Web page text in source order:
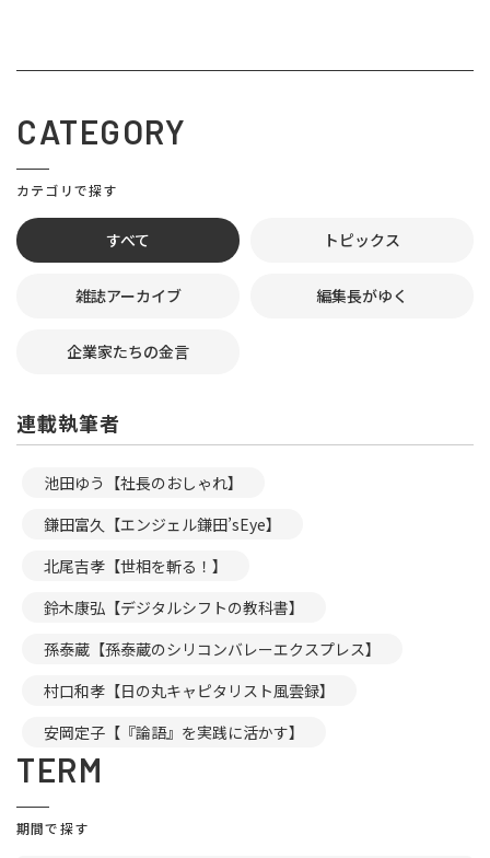
CATEGORY
カテゴリで探す
すべて トピックス
雑誌アーカイブ 編集長がゆく
企業家たちの金言
連載執筆者
池田ゆう【社長のおしゃれ】
鎌田富久【エンジェル鎌田’sEye】
北尾吉孝【世相を斬る！】
鈴木康弘【デジタルシフトの教科書】
孫泰蔵【孫泰蔵のシリコンバレーエクスプレス】
村口和孝【日の丸キャピタリスト風雲録】
安岡定子【『論語』を実践に活かす】
TERM
期間で探す